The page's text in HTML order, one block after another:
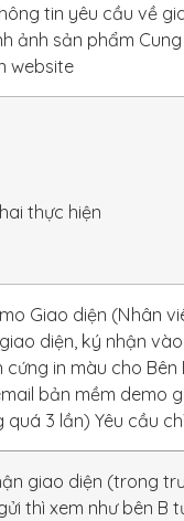
tin yêu cầu về
ảnh sản phẩm
website
thực hiện
Giao diện (Nhân
diện, ký nhận
cứng in màu cho
bản mềm demo
quá 3 lần) Yêu cầu
giao diện (trong
thì xem như bên